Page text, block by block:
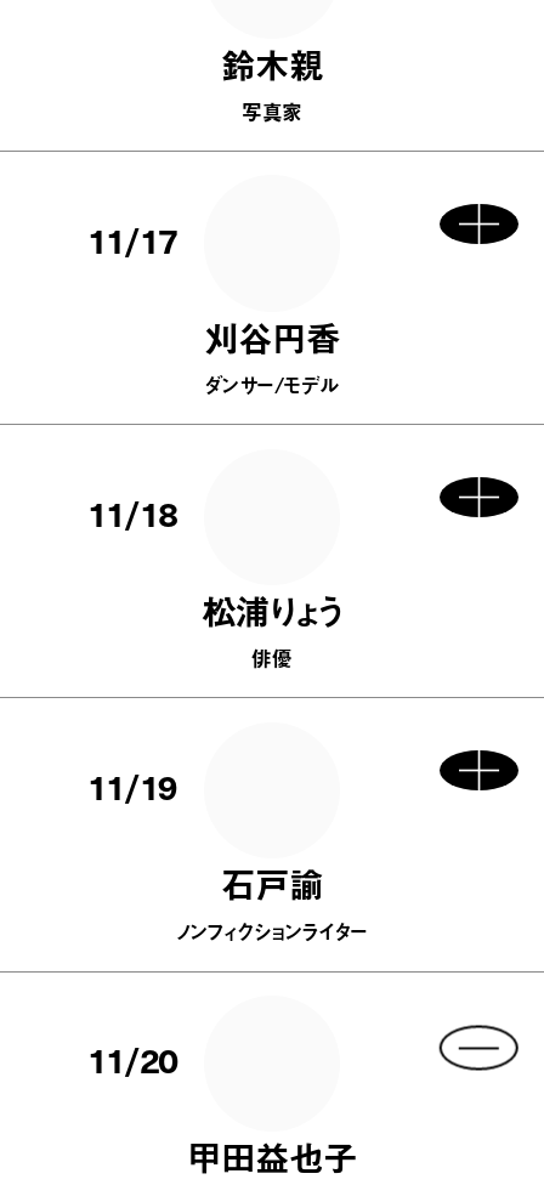
鈴木親
写真家
11/17
刈谷円香
ダンサー/モデル
11/18
松浦りょう
俳優
11/19
石戸諭
ノンフィクションライター
11/20
甲田益也子